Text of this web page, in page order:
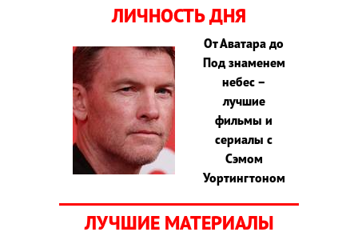
ЛИЧНОСТЬ ДНЯ
От Аватара до
Под знаменем
небес –
лучшие
фильмы и
сериалы с
Сэмом
Уортингтоном
ЛУЧШИЕ МАТЕРИАЛЫ